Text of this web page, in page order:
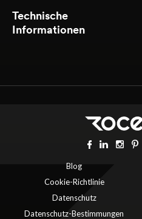
Technische
Informationen
Blog
Cookie-Richtlinie
Datenschutz
Datenschutz-Bestimmungen